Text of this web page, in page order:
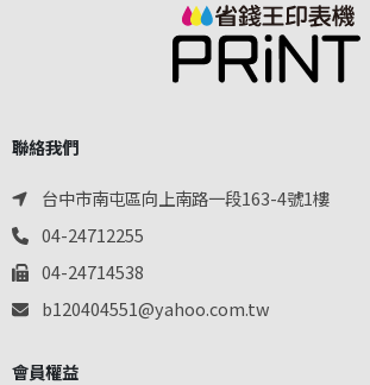
聯絡我們
台中市南屯區向上南路一段163-4號1樓
04-24712255
04-24714538
b120404551@yahoo.com.tw
會員權益